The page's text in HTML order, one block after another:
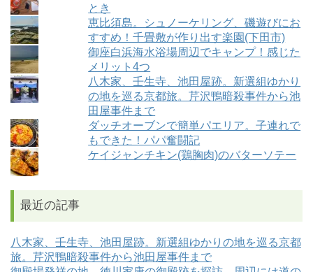
とき
恵比須島。シュノーケリング、磯遊びにお
すすめ！千畳敷が作り出す楽園(下田市)
御座白浜海水浴場周辺でキャンプ！感じた
メリット4つ
八木家、壬生寺、池田屋跡。新選組ゆかり
の地を巡る京都旅。芹沢鴨暗殺事件から池
田屋事件まで
ダッチオーブンで簡単パエリア。子連れで
もできた！パパ奮闘記
ケイジャンチキン(鶏胸肉)のバターソテー
最近の記事
八木家、壬生寺、池田屋跡。新選組ゆかりの地を巡る京都
旅。芹沢鴨暗殺事件から池田屋事件まで